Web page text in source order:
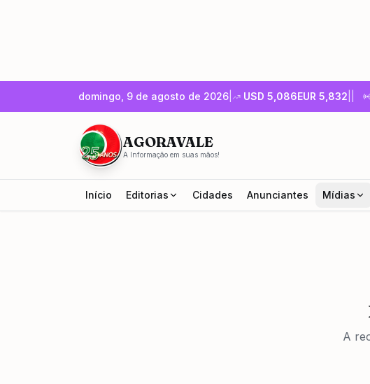
domingo, 9 de agosto de 2026 USD 5,086EUR 5,832
AGORAVALE
A Informação em suas mãos!
Início Editorias Cidades Anunciantes Mídias
A